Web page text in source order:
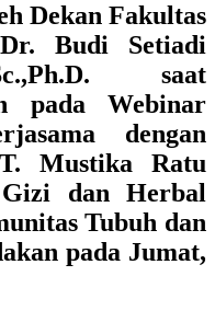
Dekan Fakultas
Budi Setiadi
saat
pada Webinar
dengan
Mustika Ratu
dan Herbal
Tubuh dan
pada Jumat,